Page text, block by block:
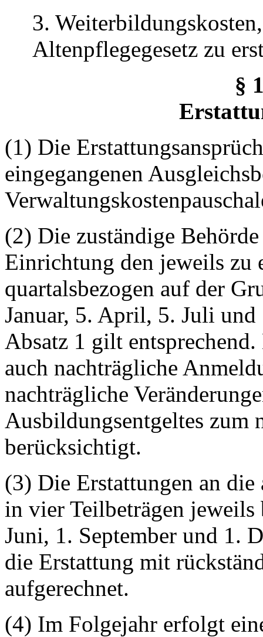
3.
Altenpflegegesetz zu
§
(1) Die
eingegangenen
(2) Die zuständige
Einrichtung den jeweils zu
quartalsbezogen auf der
Januar, 5. April, 5. Juli
Absatz 1 gilt
auch nachträgliche
nachträgliche
Ausbildungsentgeltes zum
berücksichtigt.
(3) Die Erstattungen an
in vier Teilbeträgen jeweils
Juni, 1. September und 1.
die Erstattung mit
aufgerechnet.
(4) Im Folgejahr erfolgt